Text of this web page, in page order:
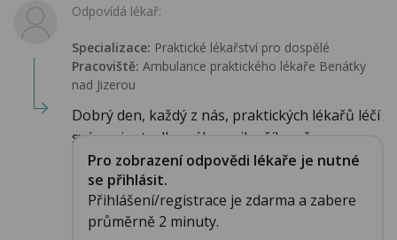
Odpovídá lékař:
Specializace: Praktické lékařství pro dospělé
Pracoviště: Ambulance praktického lékaře Benátky
nad Jizerou
Dobrý den, každý z nás, praktických lékařů léčí
své pacienty dle svého nejlepšího vě...
Pro zobrazení odpovědi lékaře je nutné
se přihlásit.
Přihlášení/registrace je zdarma a zabere
průměrně 2 minuty.